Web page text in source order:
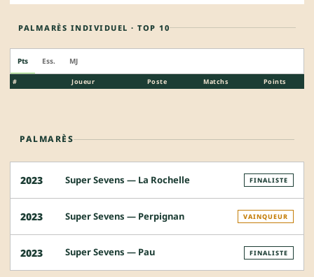
PALMARÈS INDIVIDUEL · TOP 10
Pts Ess. MJ
# Joueur Poste Matchs Points
PALMARÈS
2023 Super Sevens — La Rochelle FINALISTE
2023 Super Sevens — Perpignan VAINQUEUR
2023 Super Sevens — Pau FINALISTE